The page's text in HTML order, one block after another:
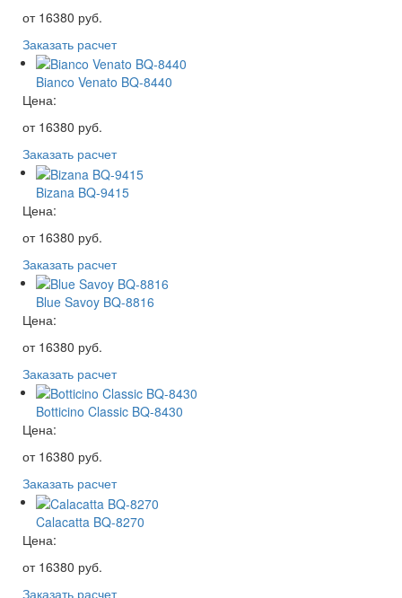
от 16380 руб.
Заказать расчет
Bianco Venato BQ-8440
Цена:
от 16380 руб.
Заказать расчет
Bizana BQ-9415
Цена:
от 16380 руб.
Заказать расчет
Blue Savoy BQ-8816
Цена:
от 16380 руб.
Заказать расчет
Botticino Classic BQ-8430
Цена:
от 16380 руб.
Заказать расчет
Calacatta BQ-8270
Цена:
от 16380 руб.
Заказать расчет